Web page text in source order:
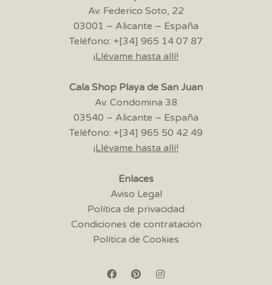
Av. Federico Soto, 22
03001 – Alicante – España
Teléfono: +[34] 965 14 07 87
¡Llévame hasta allí!
Cala Shop Playa de San Juan
Av. Condomina 38
03540 – Alicante – España
Teléfono: +[34] 965 50 42 49
¡Llévame hasta allí!
Enlaces
Aviso Legal
Política de privacidad
Condiciones de contratación
Política de Cookies